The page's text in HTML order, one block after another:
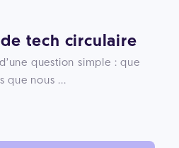
tech circulaire
question simple : que
que nous ...